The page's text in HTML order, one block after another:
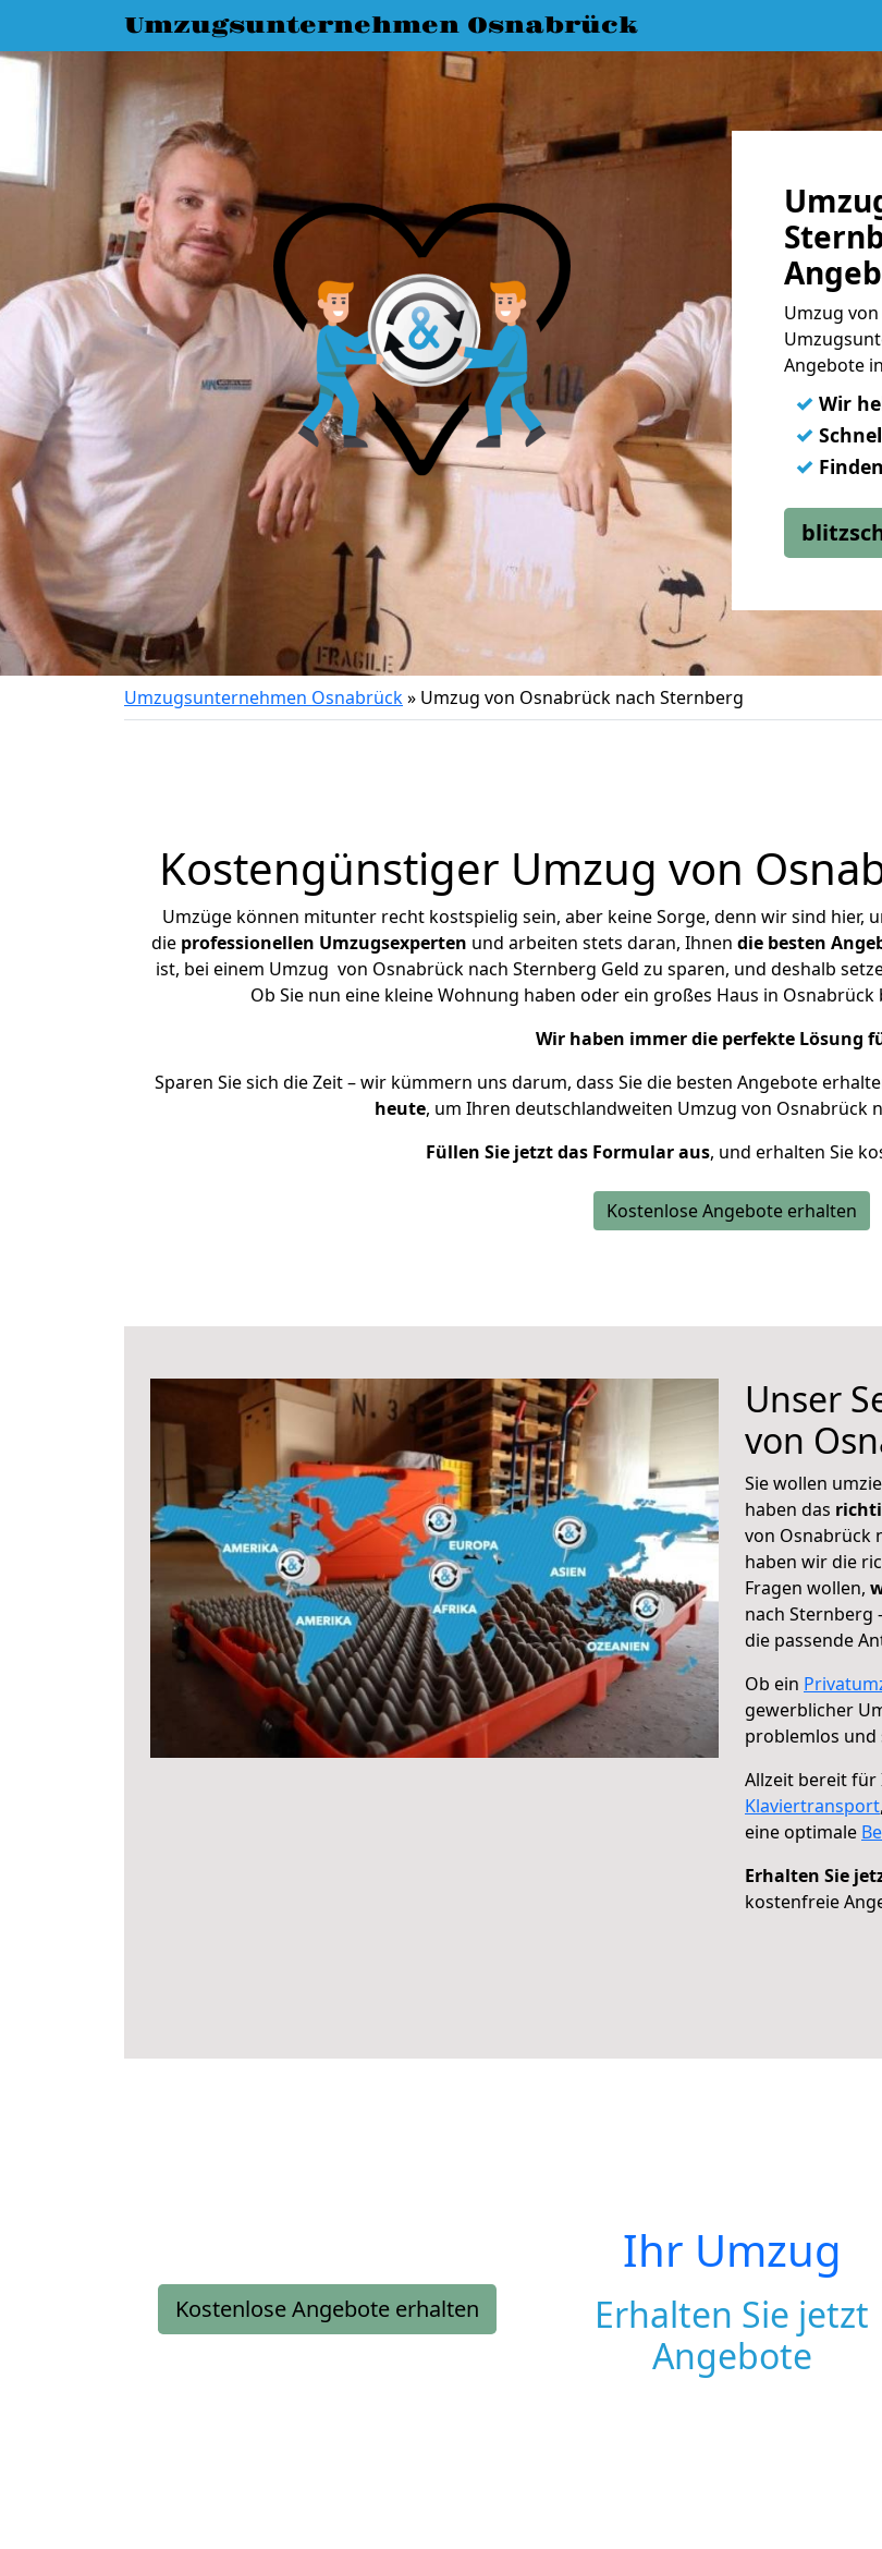
Umzugsunternehmen Osnabrück
Umzug
Angebote
✓ Wir
✓
✓
Umzugsunternehmen Osnabrück» Umzug von Osnabrück nach Sternberg
Kostengünstiger Umzug von
Umzüge können mitunter recht kostspielig sein, aber keine Sorge, denn wir sind hier,
die professionellen Umzugsexperten und arbeiten stets daran, Ihnen die besten
ist, bei einem Umzug von Osnabrück nach Sternberg Geld zu sparen, und deshalb
Ob Sie nun eine kleine Wohnung haben oder ein großes Haus in
Wir haben immer die perfekte Lösung
Sparen Sie sich die Zeit – wir kümmern uns darum, dass Sie die besten Angebote
heute, um Ihren deutschlandweiten Umzug von Osnabrück
Füllen Sie jetzt das Formular aus, und erhalten Sie
Kostenlose Angebote erhalten
Unser
von
Sie wollen
haben das
von Osnabrück
haben wir die
Fragen wollen,
nach Sternberg
die passende
Ob ein
gewerblicher
problemlos und
Allzeit bereit für
Klaviertransport,
eine optimale
Erhalten Sie
kostenfreie
Kostenlose Angebote erhalten
Ihr Umzug
Erhalten Sie jetzt
Angebote